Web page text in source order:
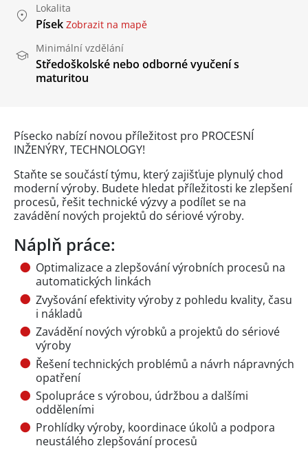
Lokalita
Písek Zobrazit na mapě
Minimální vzdělání
Středoškolské nebo odborné vyučení s
maturitou
Písecko nabízí novou příležitost pro PROCESNÍ
INŽENÝRY, TECHNOLOGY!
Staňte se součástí týmu, který zajišťuje plynulý chod
moderní výroby. Budete hledat příležitosti ke zlepšení
procesů, řešit technické výzvy a podílet se na
zavádění nových projektů do sériové výroby.
Náplň práce:
Optimalizace a zlepšování výrobních procesů na
automatických linkách
Zvyšování efektivity výroby z pohledu kvality, času
i nákladů
Zavádění nových výrobků a projektů do sériové
výroby
Řešení technických problémů a návrh nápravných
opatření
Spolupráce s výrobou, údržbou a dalšími
odděleními
Prohlídky výroby, koordinace úkolů a podpora
neustálého zlepšování procesů